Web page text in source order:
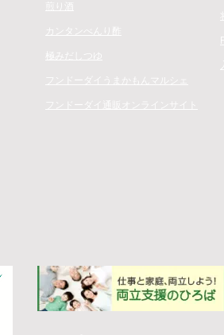
煎り酒
カンタンべんり酢
極みだしつゆ
フンドーダイうまかもんマルシェ
フンドーダイ通販オンラインサイト